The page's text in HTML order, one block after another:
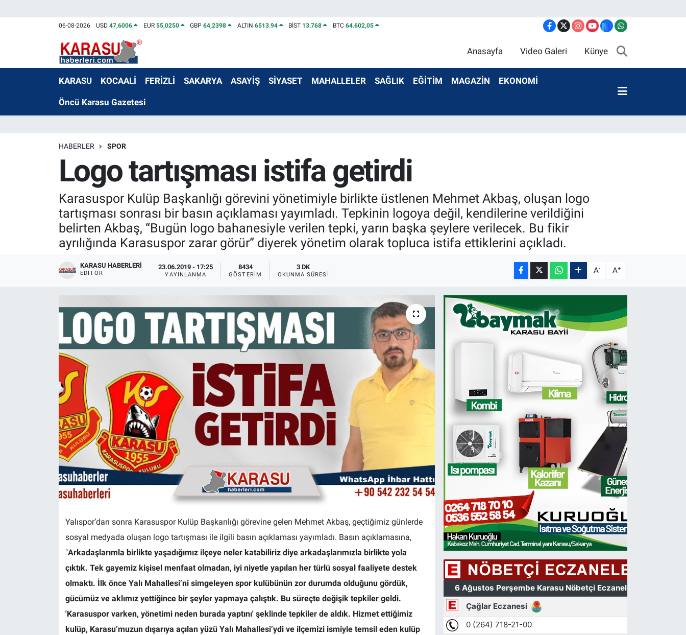
06-08-2026 USD47,6006 EUR 55,0250 GBP64,2398 ALTIN 6513.94 BİST 13.768 BTC 64.602,05
Anasayfa Video Galeri Künye
KARASU KOCAALİ FERİZLİ SAKARYA ASAYİŞ SİYASET MAHALLELER SAĞLIK EĞİTİM MAGAZİN EKONOMİ
Öncü Karasu Gazetesi
HABERLER SPOR
Logo tartışması istifa getirdi
Karasuspor Kulüp Başkanlığı görevini yönetimiyle birlikte üstlenen Mehmet Akbaş, oluşan logo
tartışması sonrası bir basın açıklaması yayımladı. Tepkinin logoya değil, kendilerine verildiğini
belirten Akbaş, “Bugün logo bahanesiyle verilen tepki, yarın başka şeylere verilecek. Bu fikir
ayrılığında Karasuspor zarar görür” diyerek yönetim olarak topluca istifa ettiklerini açıkladı.
KARASU HABERLERI
EDITÖR
23.06.2019 - 17:25
YAYINLANMA
8434
GÖSTERIM
3 DK
OKUNMA SÜRESI A- A+
Yalıspor’dan sonra Karasuspor Kulüp Başkanlığı görevine gelen Mehmet Akbaş, geçtiğimiz günlerde
sosyal medyada oluşan logo tartışması ile ilgili basın açıklaması yayımladı. Basın açıklamasına,
"Arkadaşlarımla birlikte yaşadığımız ilçeye neler katabiliriz diye arkadaşlarımızla birlikte yola
çıktık. Tek gayemiz kişisel menfaat olmadan, iyi niyetle yapılan her türlü sosyal faaliyete destek
olmaktı. İlk önce Yalı Mahallesi’ni simgeleyen spor kulübünün zor durumda olduğunu gördük,
gücümüz ve aklımız yettiğince bir şeyler yapmaya çalıştık. Bu süreçte değişik tepkiler geldi.
'Karasuspor varken, yönetimi neden burada yaptını' şeklinde tepkiler de aldık. Hizmet ettiğimiz
kulüp, Karasu’muzun dışarıya açılan yüzü Yalı Mahallesi’ydi ve ilçemizi ismiyle temsil eden kulüp